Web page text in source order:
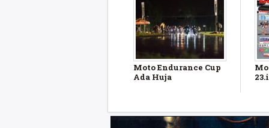
Moto Endurance Cup
Ada Huja